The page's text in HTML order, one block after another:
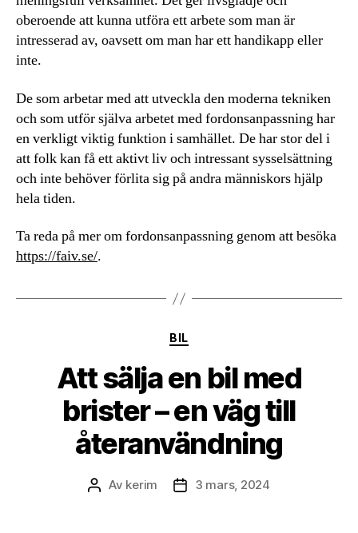
oberoende att kunna utföra ett arbete som man är
intresserad av, oavsett om man har ett handikapp eller
inte.
De som arbetar med att utveckla den moderna tekniken
och som utför själva arbetet med fordonsanpassning har
en verkligt viktig funktion i samhället. De har stor del i
att folk kan få ett aktivt liv och intressant sysselsättning
och inte behöver förlita sig på andra människors hjälp
hela tiden.
Ta reda på mer om fordonsanpassning genom att besöka
https://faiv.se/.
Kategorier
BIL
Att sälja en bil med
brister – en väg till
återanvändning
Inläggsförfattare
Av kerim Inläggsdatum
3 mars, 2024